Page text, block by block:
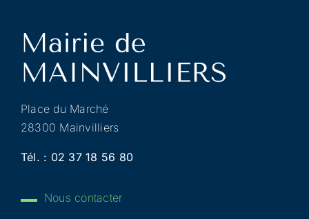
Place du Marché
28300 Mainvilliers
Tél. : 02 37 18 56 80
Nous contacter